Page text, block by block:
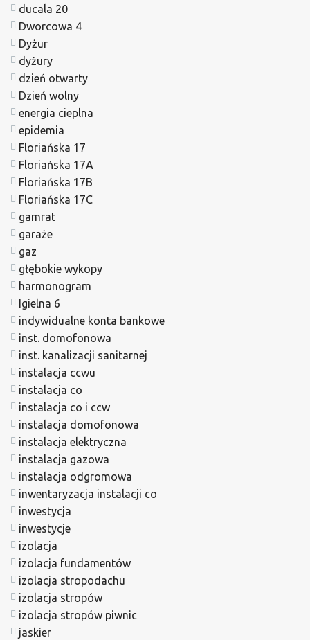
ducala 20
Dworcowa 4
Dyżur
dyżury
dzień otwarty
Dzień wolny
energia cieplna
epidemia
Floriańska 17
Floriańska 17A
Floriańska 17B
Floriańska 17C
gamrat
garaże
gaz
głębokie wykopy
harmonogram
Igielna 6
indywidualne konta bankowe
inst. domofonowa
inst. kanalizacji sanitarnej
instalacja ccwu
instalacja co
instalacja co i ccw
instalacja domofonowa
instalacja elektryczna
instalacja gazowa
instalacja odgromowa
inwentaryzacja instalacji co
inwestycja
inwestycje
izolacja
izolacja fundamentów
izolacja stropodachu
izolacja stropów
izolacja stropów piwnic
jaskier